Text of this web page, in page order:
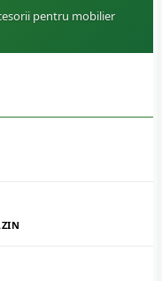
pentru mobilier